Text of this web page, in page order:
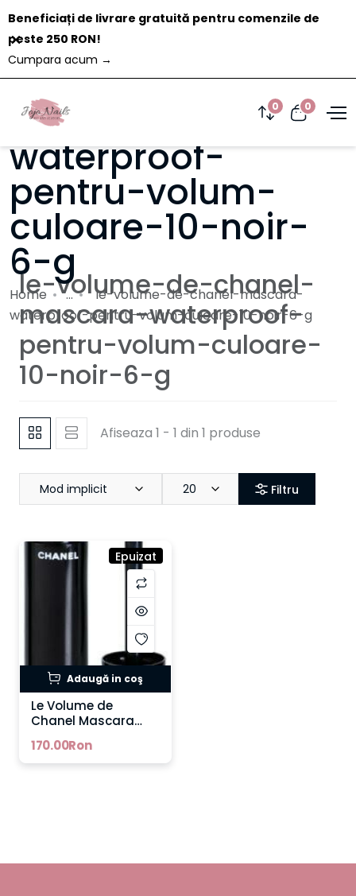
Beneficiați de livrare gratuită pentru comenzile de
peste 250 RON!
Cumpara acum →
Închide
0 0
le-volume-de-
chanel-mascara-
waterproof-
pentru-volum-
culoare-10-noir-
6-g
Home ...
le-volume-de-chanel-mascara-
waterproof-pentru-volum-culoare-10-noir-6-g
le-volume-de-chanel-
mascara-waterproof-
pentru-volum-culoare-
10-noir-6-g
Afiseaza 1 - 1 din 1 produse
Mod implicit 20 Filtru
Epuizat
Adaugă in coş
Le Volume de
Chanel Mascara
volum (culoare 10
Noir 6 g)
170.00Ron